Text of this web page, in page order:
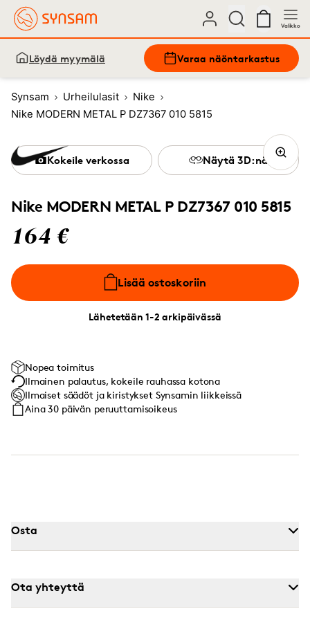
Valikko
Löydä myymälä Varaa näöntarkastus
Synsam Urheilulasit
Nike
Nike MODERN METAL P DZ7367 010 5815
Nike MODERN METAL P DZ7367 010 5815
164 €
Lisää ostoskoriin
Lähetetään 1-2 arkipäivässä
Kokeile verkossa Näytä 3D:nä
Nopea toimitus
Ilmainen palautus, kokeile rauhassa kotona
Ilmaiset säädöt ja kiristykset Synsamin liikkeissä
Aina 30 päivän peruuttamisoikeus
Osta
Ota yhteyttä